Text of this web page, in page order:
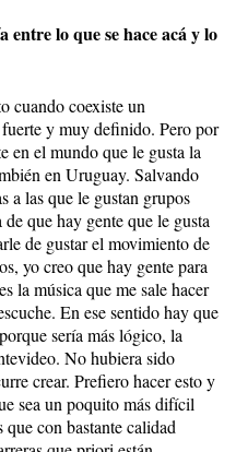
entre lo que se hace acá y lo
cuando coexiste un
y muy definido. Pero por
en el mundo que le gusta la
en Uruguay. Salvando
a las que le gustan grupos
que hay gente que le gusta
de gustar el movimiento de
yo creo que hay gente para
la música que me sale hacer
En ese sentido hay que
sería más lógico, la
No hubiera sido
crear. Prefiero hacer esto y
sea un poquito más difícil
que con bastante calidad